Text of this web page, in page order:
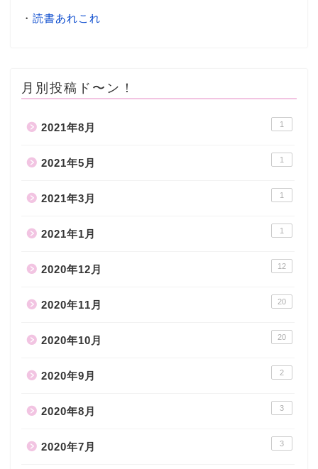
・ 読書あれこれ
月別投稿ド〜ン！
2021年8月 1
2021年5月 1
2021年3月 1
2021年1月 1
2020年12月 12
2020年11月 20
2020年10月 20
2020年9月 2
2020年8月 3
2020年7月 3